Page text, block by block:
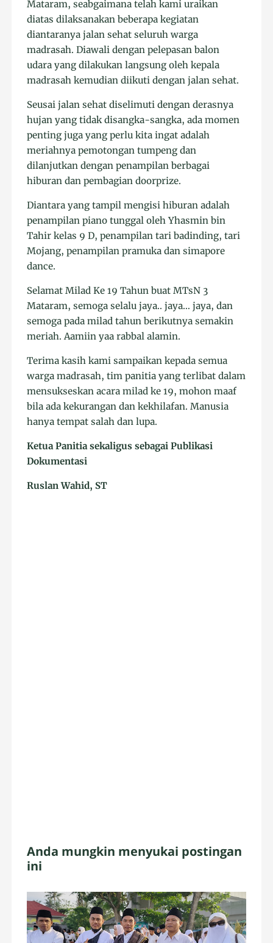
Mataram, seabgaimana telah kami uraikan
diatas dilaksanakan beberapa kegiatan
diantaranya jalan sehat seluruh warga
madrasah. Diawali dengan pelepasan balon
udara yang dilakukan langsung oleh kepala
madrasah kemudian diikuti dengan jalan sehat.
Seusai jalan sehat diselimuti dengan derasnya
hujan yang tidak disangka-sangka, ada momen
penting juga yang perlu kita ingat adalah
meriahnya pemotongan tumpeng dan
dilanjutkan dengan penampilan berbagai
hiburan dan pembagian doorprize.
Diantara yang tampil mengisi hiburan adalah
penampilan piano tunggal oleh Yhasmin bin
Tahir kelas 9 D, penampilan tari badinding, tari
Mojang, penampilan pramuka dan simapore
dance.
Selamat Milad Ke 19 Tahun buat MTsN 3
Mataram, semoga selalu jaya.. jaya… jaya, dan
semoga pada milad tahun berikutnya semakin
meriah. Aamiin yaa rabbal alamin.
Terima kasih kami sampaikan kepada semua
warga madrasah, tim panitia yang terlibat dalam
mensukseskan acara milad ke 19, mohon maaf
bila ada kekurangan dan kekhilafan. Manusia
hanya tempat salah dan lupa.
Ketua Panitia sekaligus sebagai Publikasi
Dokumentasi
Ruslan Wahid, ST
Anda mungkin menyukai postingan
ini